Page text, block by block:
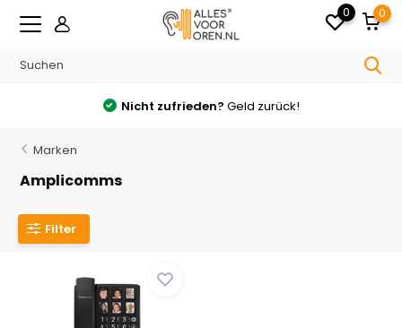
0 0
Nicht zufrieden? Geld zurück!
Marken
Amplicomms
Filter